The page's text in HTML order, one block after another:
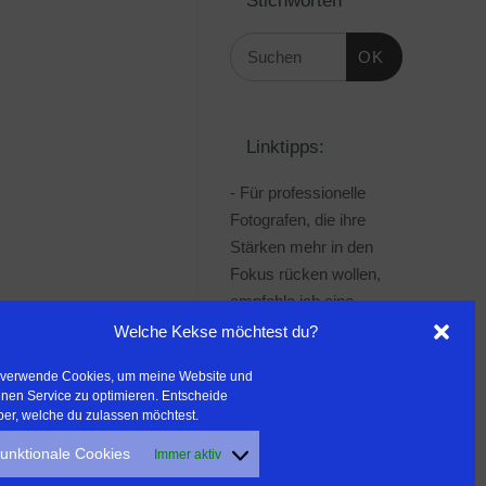
Welche Kekse möchtest du?
verwende Cookies, um meine Website und
Service zu optimieren. Entscheide
welche du zulassen möchtest.
Cookies Immer aktiv
OK
Linktipps:
- Für professionelle
Fotografen, die ihre
Stärken mehr in den
Fokus rücken wollen,
empfehle ich eine
Beratung durch Frau
Wanderfreak.de